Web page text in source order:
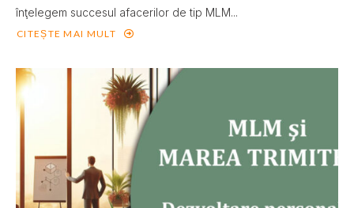
înţelegem succesul afacerilor de tip MLM...
CITEȘTE MAI MULT